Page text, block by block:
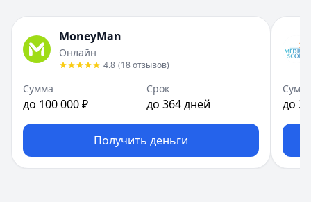
MoneyMan
Онлайн
4.8 (18отзывов)
Сумма
до 100 000 ₽
Срок
до 364 дней
Получить деньги
до